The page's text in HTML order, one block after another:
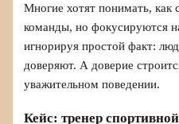
Многие хотят понимать,
команды, но фокусируются
игнорируя простой факт:
доверяют. А доверие
уважительном поведении.
Кейс: тренер